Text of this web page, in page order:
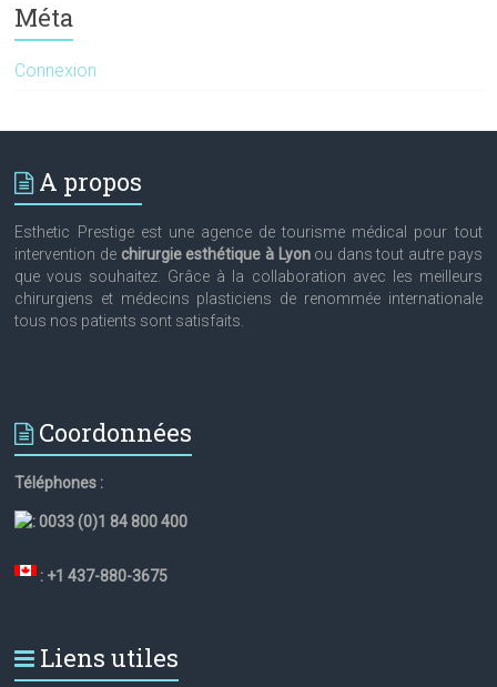
Méta
Connexion
A propos
Esthetic Prestige est une agence de tourisme médical pour tout
intervention de chirurgie esthétique à Lyonou dans tout autre pays
que vous souhaitez. Grâce à la collaboration avec les meilleurs
chirurgiens et médecins plasticiens de renommée internationale
tous nos patients sont satisfaits.
Coordonnées
Téléphones :
:0033 (0)1 84 800 400
: +1 437-880-3675
Liens utiles